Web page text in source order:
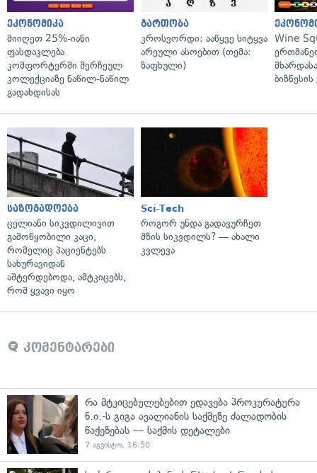
ეკონომიკა
მიიღეთ 25%-იანი
ფასდაკლება
კომფორტერში შერჩეულ
კოლექციაზე ნაწილ-ნაწილ
გადახდისას
გართობა
კროსვორდი: ააწყვე სიტყვა
არეული ასოებით (თემა:
ზაფხული)
Wine
საზოგადოება
ცელიანი სიკვდილივით
გამოწყობილი კაცი,
რომელიც პაციენტებს
სახურავიდან
აშტერდებოდა, ამტკიცებს,
რომ ყვავი იყო
Sci-Tech
როგორ უნდა გადავურჩეთ
მზის სიკვდილს? — ახალი
კვლევა
კომენტარები
რა მტკიცებულებებით ედავება პროკურატურა
ნ.ი.-ს გიგა ავალიანის საქმეზე ძალადობის
წაქეზებას — საქმის დეტალები
7 აგვისტო, 16:50